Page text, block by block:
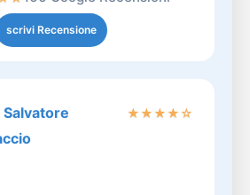
scrivi Recensione
★★★★☆